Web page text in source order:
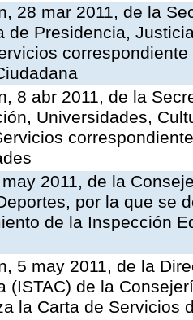
28 mar 2011, de la
de Presidencia,
8 abr 2011, de la
Universidades,
2011, de la
por la que se
de la Inspección
5 may 2011, de la
(ISTAC) de la
la Carta de Servicios